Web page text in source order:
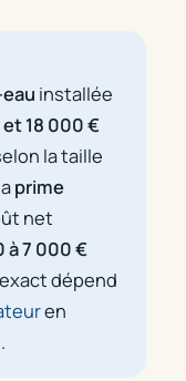
installée
18 000 €
la taille
prime
net
à 7 000 €
dépend
en